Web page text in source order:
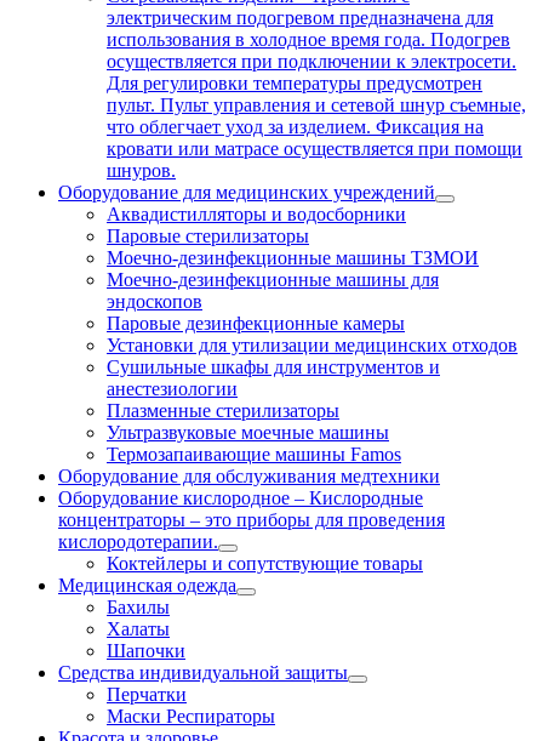
электрическим подогревом предназначена для
использования в холодное время года. Подогрев
осуществляется при подключении к электросети.
Для регулировки температуры предусмотрен
пульт. Пульт управления и сетевой шнур съемные,
что облегчает уход за изделием. Фиксация на
кровати или матрасе осуществляется при помощи
шнуров.
Оборудование для медицинских учреждений
Аквадистилляторы и водосборники
Паровые стерилизаторы
Моечно-дезинфекционные машины ТЗМОИ
Моечно-дезинфекционные машины для
эндоскопов
Паровые дезинфекционные камеры
Установки для утилизации медицинских отходов
Сушильные шкафы для инструментов и
анестезиологии
Плазменные стерилизаторы
Ультразвуковые моечные машины
Термозапаивающие машины Famos
Оборудование для обслуживания медтехники
Оборудование кислородное – Кислородные
концентраторы – это приборы для проведения
кислородотерапии.
Коктейлеры и сопутствующие товары
Медицинская одежда
Бахилы
Халаты
Шапочки
Средства индивидуальной защиты
Перчатки
Маски Респираторы